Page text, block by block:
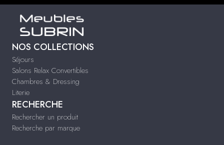
NOS COLLECTIONS
Séjours
Salons Relax Convertibles
Chambres & Dressing
Literie
RECHERCHE
Rechercher un produit
Recherche par marque